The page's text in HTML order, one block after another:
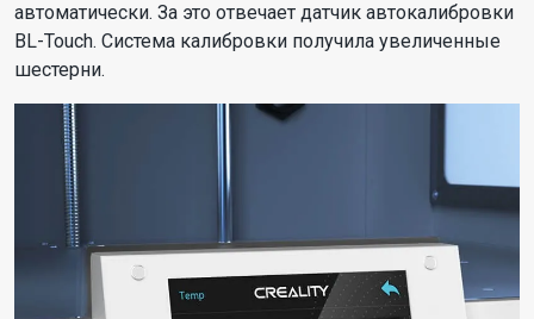
автоматически. За это отвечает датчик автокалибровки
BL-Touch. Система калибровки получила увеличенные
шестерни.